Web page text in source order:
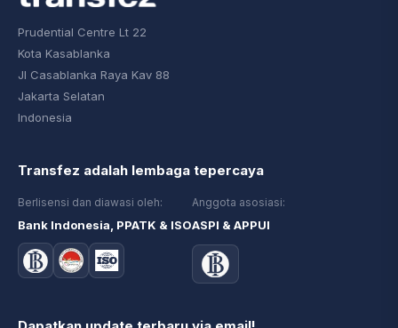
Prudential Centre Lt 22
Kota Kasablanka
Jl Casablanka Raya Kav 88
Jakarta Selatan
Indonesia
Transfez adalah lembaga tepercaya
Berlisensi dan diawasi oleh:
Bank Indonesia, PPATK & ISO
Anggota asosiasi:
ASPI & APPUI